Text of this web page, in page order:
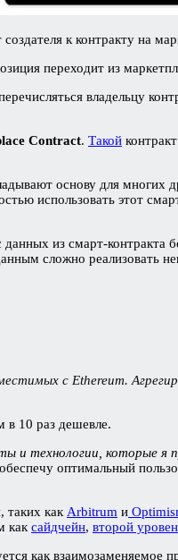
к контракту на
переходит из
владельцу
Contract. Такой
основу для многих
использовать этот
из смарт-
сложно реализовать
с Ethereum.
в 10 раз дешевле.
и технологии, которые я
обеспечу оптимальный
таких как Arbitrum и
как сайдчейн, второй
как